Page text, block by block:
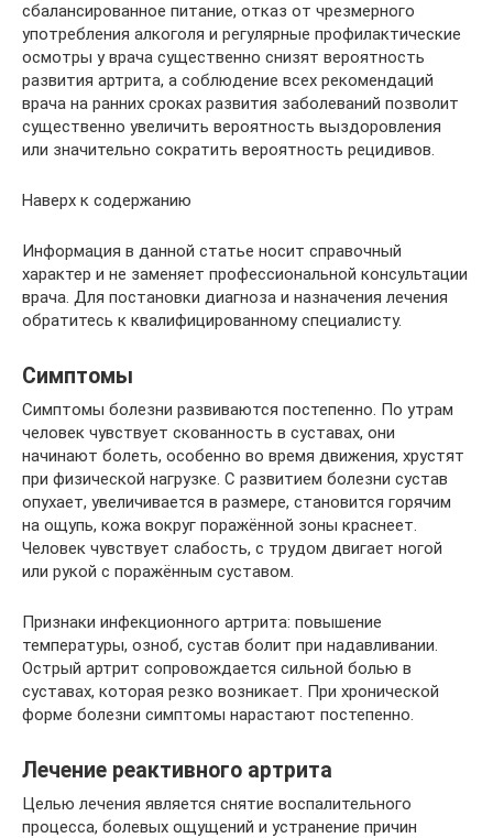
сбалансированное питание, отказ от чрезмерного
употребления алкоголя и регулярные профилактические
осмотры у врача существенно снизят вероятность
развития артрита, а соблюдение всех рекомендаций
врача на ранних сроках развития заболеваний позволит
существенно увеличить вероятность выздоровления
или значительно сократить вероятность рецидивов.
Наверх к содержанию
Информация в данной статье носит справочный
характер и не заменяет профессиональной консультации
врача. Для постановки диагноза и назначения лечения
обратитесь к квалифицированному специалисту.
Симптомы
Симптомы болезни развиваются постепенно. По утрам
человек чувствует скованность в суставах, они
начинают болеть, особенно во время движения, хрустят
при физической нагрузке. С развитием болезни сустав
опухает, увеличивается в размере, становится горячим
на ощупь, кожа вокруг поражённой зоны краснеет.
Человек чувствует слабость, с трудом двигает ногой
или рукой с поражённым суставом.
Признаки инфекционного артрита: повышение
температуры, озноб, сустав болит при надавливании.
Острый артрит сопровождается сильной болью в
суставах, которая резко возникает. При хронической
форме болезни симптомы нарастают постепенно.
Лечение реактивного артрита
Целью лечения является снятие воспалительного
процесса, болевых ощущений и устранение причин